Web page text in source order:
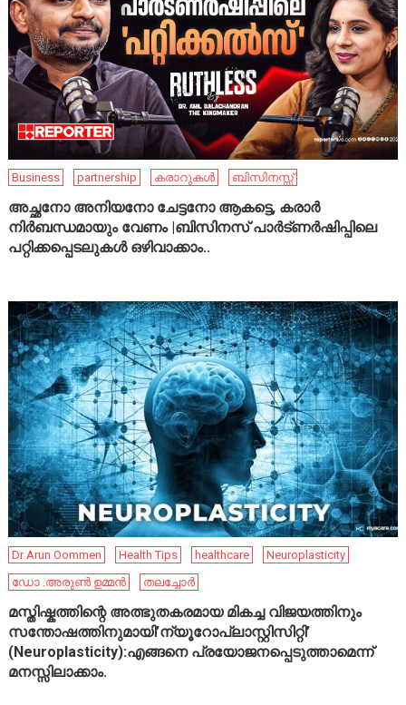
Business partnership കരാറുകൾ ബിസിനസ്സ്
അച്ഛനോ അനിയനോ ചേട്ടനോ ആകട്ടെ, കരാർ
നിർബന്ധമായും വേണം |ബിസിനസ് പാർട്ണർഷിപ്പിലെ
പറ്റിക്കപ്പെടലുകൾ ഒഴിവാക്കാം..
Dr Arun Oommen Health Tips healthcare
Neuroplasticity
ഡോ .അരുൺ ഉമ്മൻ
തലച്ചോർ
മസ്തിഷ്കത്തിന്റെ അത്ഭുതകരമായ മികച്ച വിജയത്തിനും
സന്തോഷത്തിനുമായി’ന്യൂറോപ്ലാസ്റ്റിസിറ്റി’
(Neuroplasticity):എങ്ങനെ പ്രയോജനപ്പെടുത്താമെന്ന്
മനസ്സിലാക്കാം.